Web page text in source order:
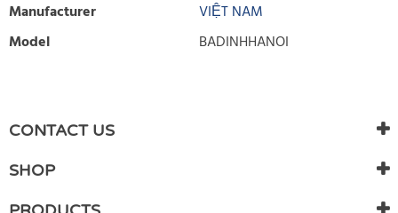
Manufacturer
VIỆT NAM
Model
BADINHHANOI
There are currently no product reviews. Be the first who write
review
CONTACT US
SHOP